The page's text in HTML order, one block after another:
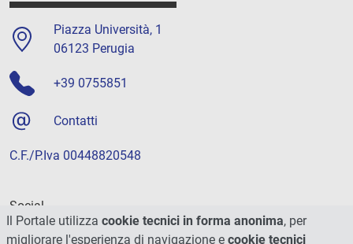
Piazza Università, 1
06123 Perugia
+39 0755851
Contatti
C.F./P.Iva 00448820548
Social
Il Portale utilizza cookie tecnici in forma anonima, per
migliorare l'esperienza di navigazione e cookie tecnici